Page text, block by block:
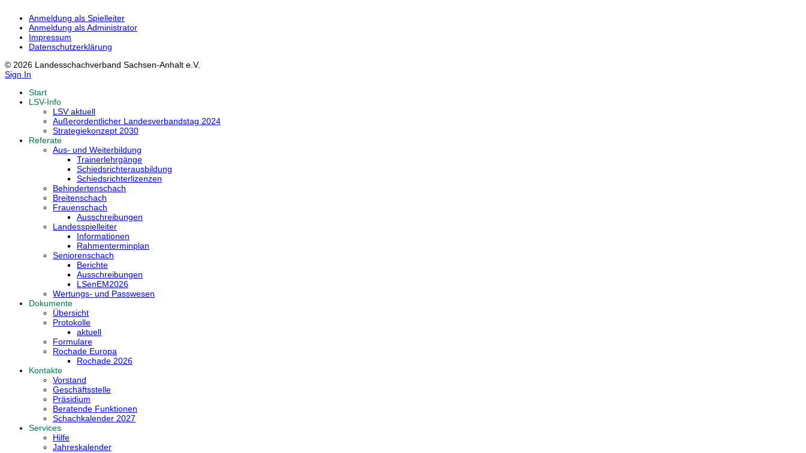
Anmeldung als Spielleiter
Anmeldung als Administrator
Impressum
Datenschutzerklärung
© 2026 Landesschachverband Sachsen-Anhalt e.V.
Sign In
Start
LSV-Info
LSV aktuell
Außerordentlicher Landesverbandstag 2024
Strategiekonzept 2030
Referate
Aus- und Weiterbildung
Trainerlehrgänge
Schiedsrichterausbildung
Schiedsrichterlizenzen
Behindertenschach
Breitenschach
Frauenschach
Ausschreibungen
Landesspielleiter
Informationen
Rahmenterminplan
Seniorenschach
Berichte
Ausschreibungen
LSenEM2026
Wertungs- und Passwesen
Dokumente
Übersicht
Protokolle
aktuell
Formulare
Rochade Europa
Rochade 2026
Kontakte
Vorstand
Geschäftsstelle
Präsidium
Beratende Funktionen
Schachkalender 2027
Services
Hilfe
Jahreskalender